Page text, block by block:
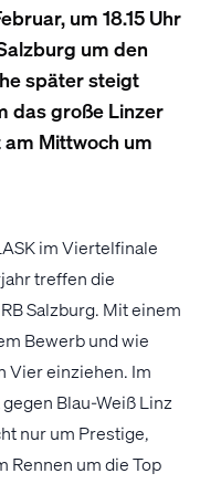
um 18.15 Uhr
um den
später steigt
das große Linzer
Mittwoch um
im Viertelfinale
treffen die
Salzburg. Mit einem
Bewerb und wie
Vier einziehen. Im
Blau-Weiß Linz
nur um Prestige,
Rennen um die Top